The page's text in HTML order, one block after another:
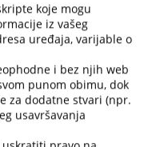
koje mogu
iz vašeg
uređaja, varijable o
i bez njih web
punom obimu, dok
za dodatne stvari (npr.
usavršavanja